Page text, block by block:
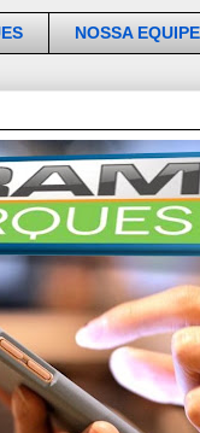
NOSSA EQUIPE